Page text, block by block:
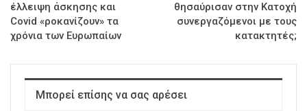
έλλειψη άσκησης και
Covid «ροκανίζουν» τα
χρόνια των Ευρωπαίων
θησαύρισαν στην Κατοχή
συνεργαζόμενοι με τους
κατακτητές;
Μπορεί επίσης να σας αρέσει